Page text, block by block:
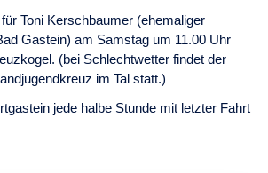
für Toni Kerschbaumer (ehemaliger
Gastein) am Samstag um 11.00 Uhr
(bei Schlechtwetter findet der
im Tal statt.)
jede halbe Stunde mit letzter Fahrt